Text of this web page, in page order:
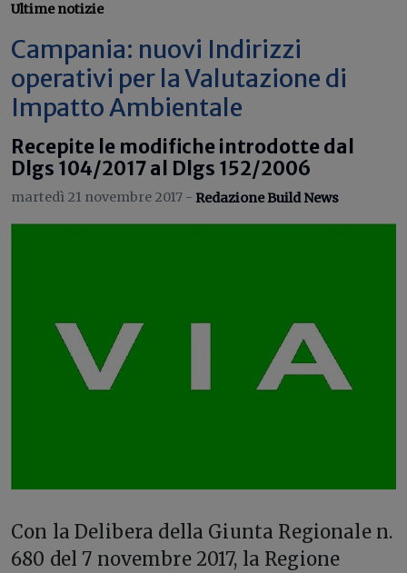
Ultime notizie
Campania: nuovi Indirizzi
operativi per la Valutazione di
Impatto Ambientale
Recepite le modifiche introdotte dal
Dlgs 104/2017 al Dlgs 152/2006
martedì 21 novembre 2017 - Redazione Build News
Con la Delibera della Giunta Regionale n.
680 del 7 novembre 2017, la Regione